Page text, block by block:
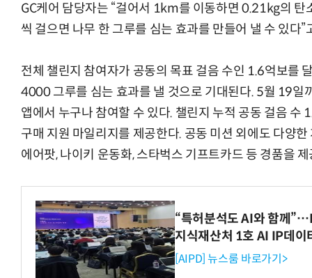
GC케어 담당자는 “걸어서 1km를 이동하면 0.21kg의
씩 걸으면 나무 한 그루를 심는 효과를 만들어 낼 수 있다
전체 챌린지 참여자가 공동의 목표 걸음 수인 1.6억보를
4000 그루를 심는 효과를 낼 것으로 기대된다. 5월 19일
앱에서 누구나 참여할 수 있다. 챌린지 누적 공동 걸음 수
구매 지원 마일리지를 제공한다. 공동 미션 외에도 다양
에어팟, 나이키 운동화, 스타벅스 기프트카드 등 경품을
“특허분석도 AI와 함께
지식재산처 1호 AI IP데이
[AIPD] 뉴스룸 바로가기>